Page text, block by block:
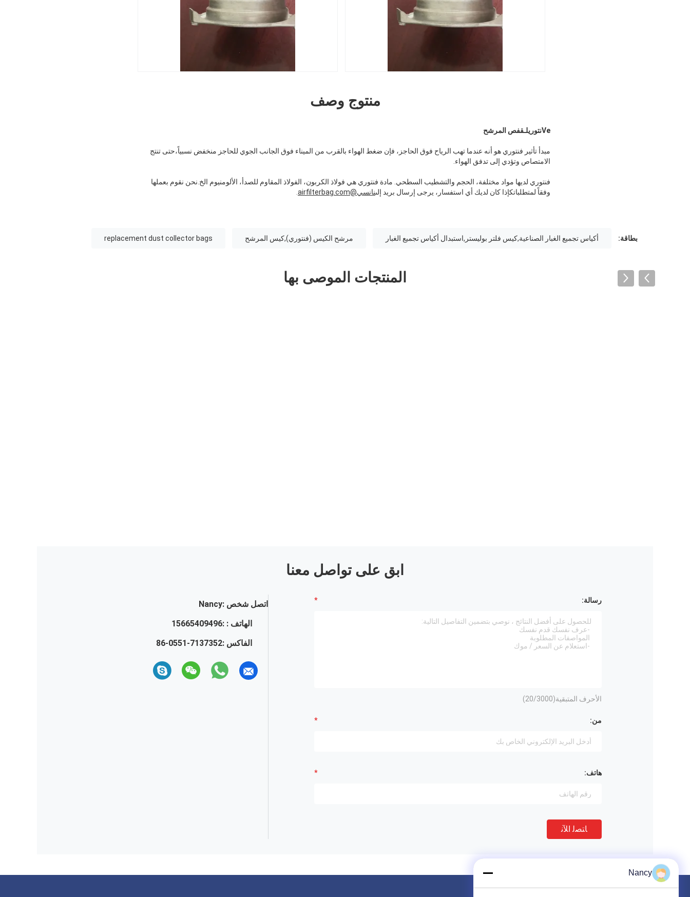
منتوج وصف
Ve نتوريلـقفص المرشح
مبدأ تأثير فنتوري هو أنه عندما تهب الرياح فوق الحاجز، فإن ضغط الهواء بالقرب من الميناء فوق الجانب الجوي للحاجز منخفض نسبياً،حتى تنتج
الامتصاص وتؤدي إلى تدفق الهواء.
فنتوري لديها مواد مختلفة، الحجم والتشطيب السطحي. مادة فنتوري هي فولاذ الكربون، الفولاذ المقاوم للصدأ، الألومنيوم الخ.نحن نقوم بعملها
وفقاً لمتطلباتكإذا كان لديك أي استفسار، يرجى إرسال بريد إلىنانسي@airfilterbag.com
بطاقة: أكياس تجميع الغبار الصناعية,كيس فلتر بوليستر,استبدال أكياس تجميع الغبار مرشح الكيس (فنتوري),كيس المرشح replacement dust collector bags
المنتجات الموصى بها
ابق على تواصل معنا
اتصل شخص :Nancy
الهاتف : :15665409496
الفاكس :86-0551-7137352
رسالة:
الأحرف المتبقية( 20/3000)
من:
هاتف:
ﺎﺘﺼﻟ ﺍﻶﻧ
Nancy